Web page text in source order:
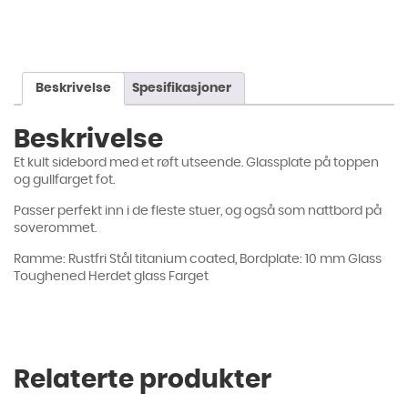
Beskrivelse Spesifikasjoner
Beskrivelse
Et kult sidebord med et røft utseende. Glassplate på toppen
og gullfarget fot.
Passer perfekt inn i de fleste stuer, og også som nattbord på
soverommet.
Ramme: Rustfri Stål titanium coated, Bordplate: 10 mm Glass
Toughened Herdet glass Farget
Relaterte produkter